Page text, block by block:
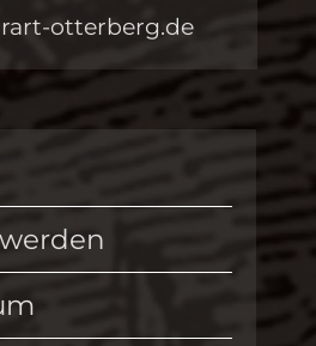
otterberg.de